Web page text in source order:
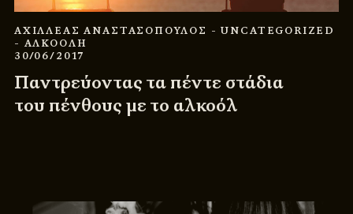
ΑΧΙΛΛΕΑΣ ΑΝΑΣΤΑΣΟΠΟΥΛΟΣ - UNCATEGORIZED
- ΑΛΚΟΟΛΗ
30/06/2017
Παντρεύοντας τα πέντε στάδια
του πένθους με το αλκοόλ